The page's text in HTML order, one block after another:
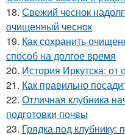
18. Свежий чеснок
очищенный чеснок
19. Как сохранить
способ на долгое время
20. История Иркутска:
21. Как правильно
22. Отличная клубника
подготовки почвы
23. Грядка под клубнику: